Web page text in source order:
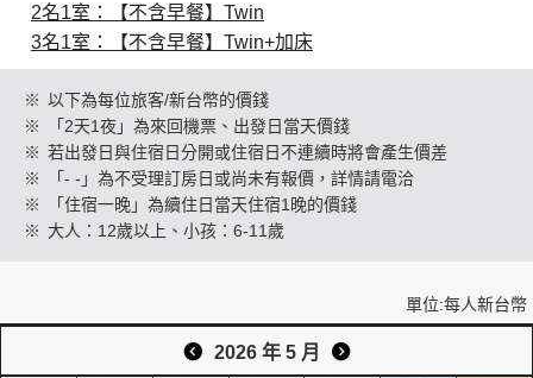
創造旅遊
2名1室：【不含早餐】Twin
3名1室：【不含早餐】Twin+加床
※ 以下為每位旅客/新台幣的價錢
※
「2天1夜」為來回機票、出發日當天價錢
※ 若出發日與住宿日分開或住宿日不連續時將會產生價差
※
「- -」為不受理訂房日或尚未有報價，詳情請電洽
※
「住宿一晚」為續住日當天住宿1晚的價錢
※ 大人：12歲以上、小孩：6-11歲
單位:每人新台幣
2026 年 5 月